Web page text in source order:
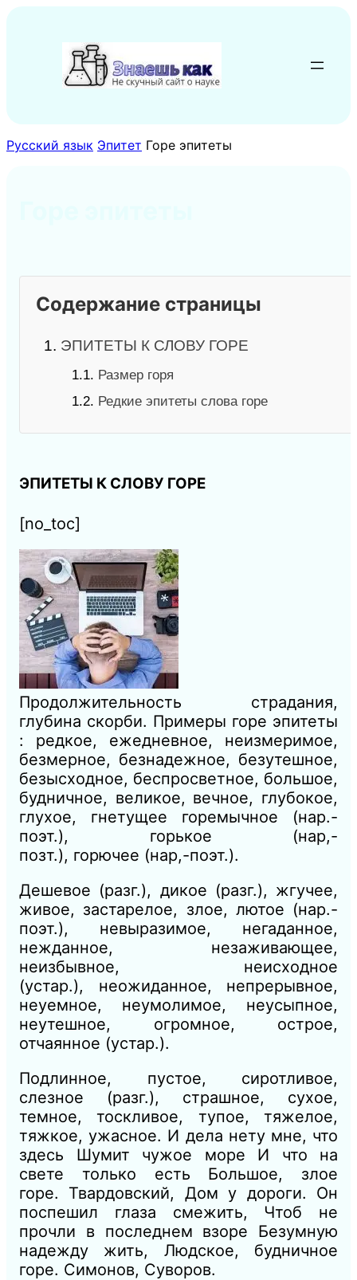
содержимому
Русский язык Эпитет Горе эпитеты
Содержание страницы
1. ЭПИТЕТЫ К СЛОВУ ГОРЕ
1.1. Размер горя
1.2. Редкие эпитеты слова горе
ЭПИТЕТЫ К СЛОВУ ГОРЕ
[no_toc]
Продолжительность страдания,
глубина скорби. Примеры горе эпитеты
: редкое, ежедневное, неизмеримое,
безмерное, безнадежное, безутешное,
безысходное, беспросветное, большое,
будничное, великое, вечное, глубокое,
глухое, гнетущее горемычное (нар.-
поэт.), горькое (нар,-
позт.), горючее (нар,-поэт.).
Дешевое (разг.), дикое (разг.), жгучее,
живое, застарелое, злое, лютое (нар.-
поэт.), невыразимое, негаданное,
нежданное, незаживающее,
неизбывное, неисходное
(устар.), неожиданное, непрерывное,
неуемное, неумолимое, неусыпное,
неутешное, огромное, острое,
отчаянное (устар.).
Подлинное, пустое, сиротливое,
слезное (разг.), страшное, сухое,
темное, тоскливое, тупое, тяжелое,
тяжкое, ужасное. И дела нету мне, что
здесь Шумит чужое море И что на
свете только есть Большое, злое
горе. Твардовский, Дом у дороги. Он
поспешил глаза смежить, Чтоб не
прочли в последнем взоре Безумную
надежду жить, Людское, будничное
горе. Симонов, Суворов.